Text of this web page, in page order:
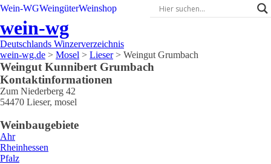
Wein-WGWeingüterWeinshop
wein-wg
Deutschlands Winzerverzeichnis
wein-wg.de > Mosel > Lieser> Weingut Grumbach
Weingut Kunnibert Grumbach
Kontaktinformationen
Zum Niederberg 42
54470 Lieser, mosel
Weinbaugebiete
Ahr
Rheinhessen
Pfalz